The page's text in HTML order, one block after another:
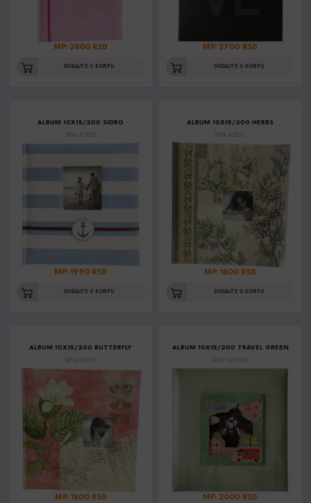
MP: 2800 RSD
DODAJTE U KORPU
MP: 2700 RSD
DODAJTE U KORPU
ALBUM 10X15/200 SIDRO
Šifra: K2952
MP: 1990 RSD
DODAJTE U KORPU
ALBUM 10X15/200 HERBS
Šifra: K2931
MP: 1800 RSD
DODAJTE U KORPU
ALBUM 10X15/200 BUTTERFLY
Šifra: K2937
MP: 1800 RSD
ALBUM 10X15/200 TRAVEL GREEN
Šifra: K2913G
MP: 2000 RSD